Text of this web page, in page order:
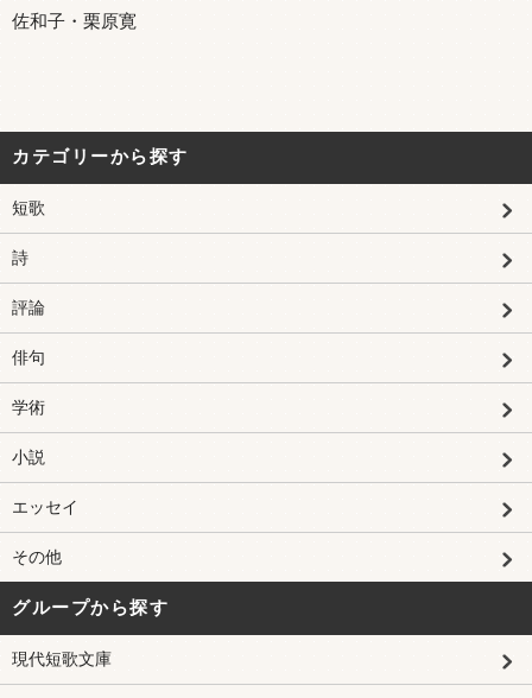
佐和子・栗原寛
カテゴリーから探す
短歌
詩
評論
俳句
学術
小説
エッセイ
その他
グループから探す
現代短歌文庫